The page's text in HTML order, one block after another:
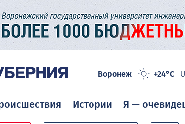
Воронеж +24°C
Истории Я —